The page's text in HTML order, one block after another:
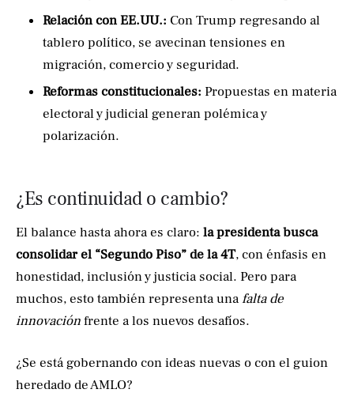
Relación con EE.UU.: Con Trump regresando al
tablero político, se avecinan tensiones en
migración, comercio y seguridad.
Reformas constitucionales: Propuestas en materia
electoral y judicial generan polémica y
polarización.
¿Es continuidad o cambio?
El balance hasta ahora es claro: la presidenta busca
consolidar el “Segundo Piso” de la 4T, con énfasis en
honestidad, inclusión y justicia social. Pero para
muchos, esto también representa unafalta de
innovaciónfrente a los nuevos desafíos.
¿Se está gobernando con ideas nuevas o con el guion
heredado de AMLO?